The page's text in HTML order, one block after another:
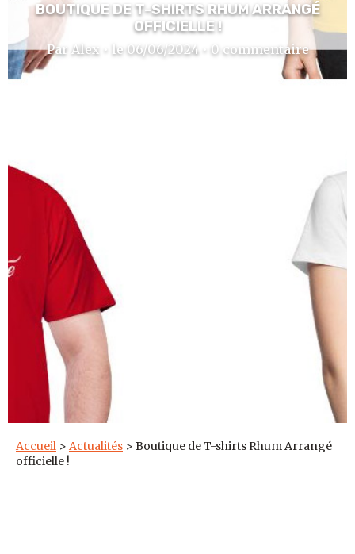
BOUTIQUE DE T-SHIRTS RHUM ARRANGÉ
OFFICIELLE !
Par Alex • le 06/06/2024 • 0 commentaire
Accueil > Actualités > Boutique de T-shirts Rhum Arrangé
officielle !